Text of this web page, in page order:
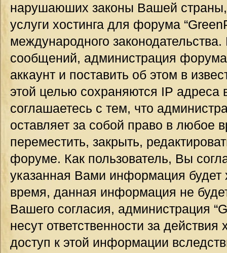
нарушаюших законы Вашей страны,
услуги хостинга для форума
международного
сообщений, администрация
аккаунт и поставить об этом в
этой целью сохраняются IP
соглашаетесь с тем, что
оставляет за собой право в любое
переместить, закрыть,
форуме. Как пользователь, Вы
указанная Вами информация будет
время, данная информация не
Вашего согласия, администрация
несут ответственности за
доступ к этой информации